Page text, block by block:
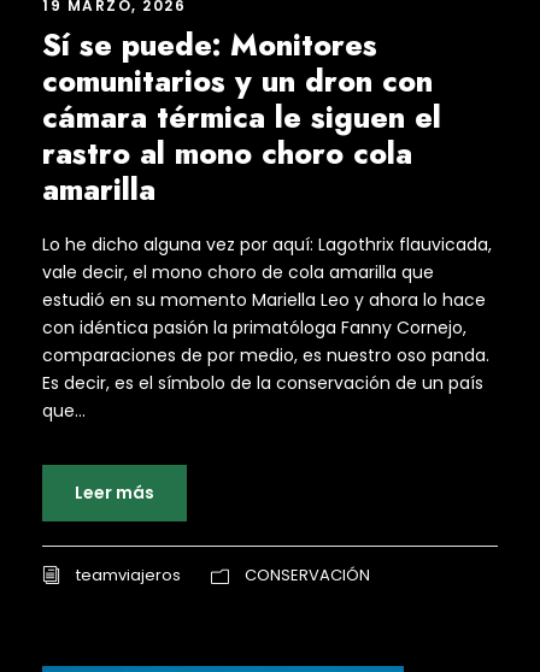
19 MARZO, 2026
Sí se puede: Monitores
comunitarios y un dron con
cámara térmica le siguen el
rastro al mono choro cola
amarilla
Lo he dicho alguna vez por aquí: Lagothrix flauvicada,
vale decir, el mono choro de cola amarilla que
estudió en su momento Mariella Leo y ahora lo hace
con idéntica pasión la primatóloga Fanny Cornejo,
comparaciones de por medio, es nuestro oso panda.
Es decir, es el símbolo de la conservación de un país
que...
Leer más
teamviajeros CONSERVACIÓN